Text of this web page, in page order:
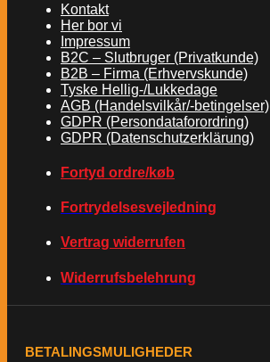
Kontakt
Her bor vi
Impressum
B2C – Slutbruger (Privatkunde)
B2B – Firma (Erhvervskunde)
Tyske Hellig-/Lukkedage
AGB (Handelsvilkår/-betingelser)
GDPR (Persondataforordring)
GDPR (Datenschutzerklärung)
Fortyd ordre/køb
Fortrydelsesvejledning
Vertrag widerrufen
Widerrufsbelehrung
BETALINGSMULIGHEDER